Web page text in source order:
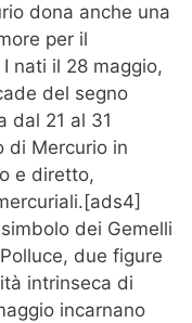
dona anche una
per il
nati il 28 maggio,
del segno
dal 21 al 31
di Mercurio in
e diretto,
dei Gemelli
due figure
intrinseca di
incarnano